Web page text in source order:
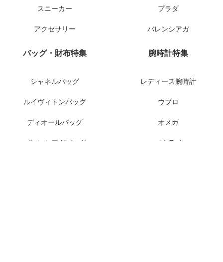
スニーカー
アクセサリー
プラダ
バレンシアガ
バッグ・財布特集
シャネルバッグ
ルイヴィトンバッグ
ディオールバッグ
バレンシアガバッグ
腕時計特集
レディース腕時計
ウブロ
オメガ
パネライ